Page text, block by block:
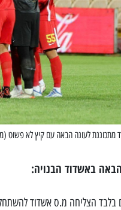
מתכוננת לעונה הבאה עם קיץ לא פשוט
באשדוד הבנויה:
בלבד הצליחה מ.ס אשדוד